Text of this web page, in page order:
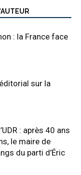
: la France face
sur la
: après 40 ans
le maire de
du parti d’Éric